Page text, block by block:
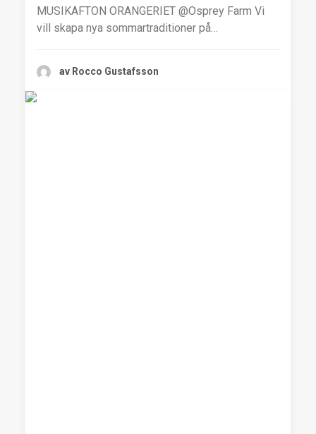
MUSIKAFTON ORANGERIET @Osprey Farm Vi
vill skapa nya sommartraditioner på…
av Rocco Gustafsson